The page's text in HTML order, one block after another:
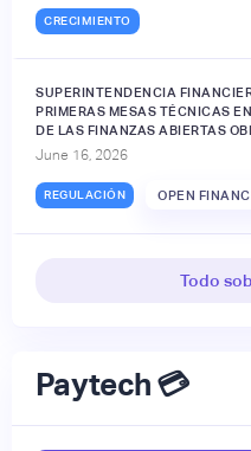
CRECIMIENTO
SUPERINTENDENCIA
PRIMERAS MESAS TÉCNICAS
DE LAS FINANZAS ABIERTAS
June 16, 2026
REGULACIÓN OPEN
Todo
Paytech 💳